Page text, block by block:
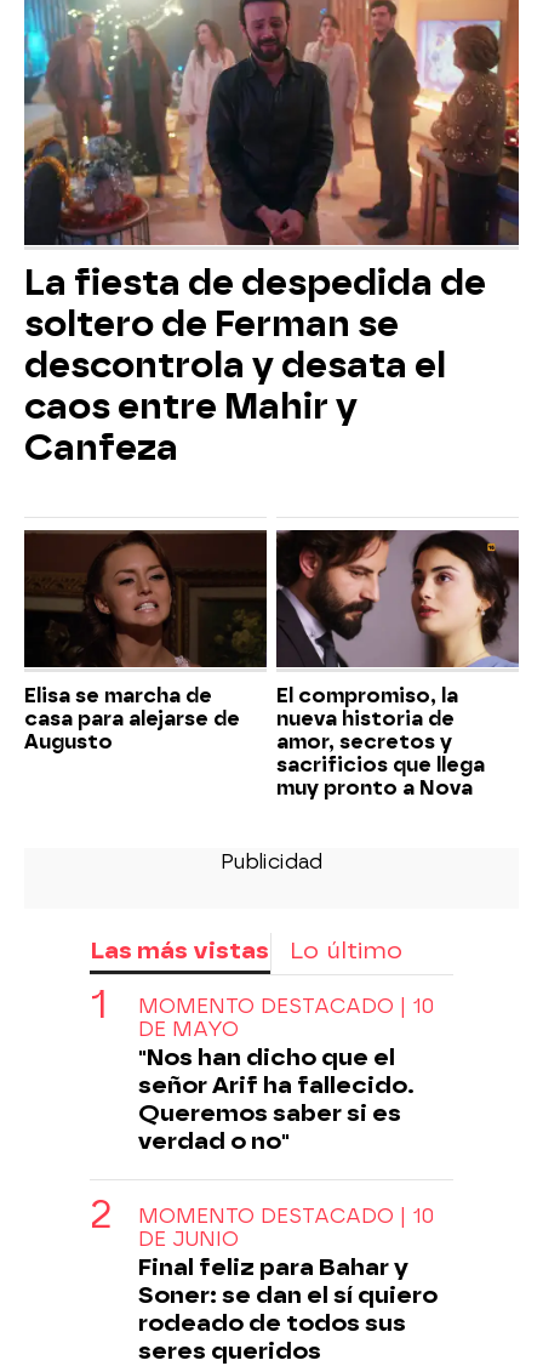
La fiesta de despedida de
soltero de Ferman se
descontrola y desata el
caos entre Mahir y
Canfeza
Elisa se marcha de
casa para alejarse de
Augusto
El compromiso, la
nueva historia de
amor, secretos y
sacrificios que llega
muy pronto a Nova
Las más vistas Lo último
MOMENTO DESTACADO | 10
DE MAYO
"Nos han dicho que el
señor Arif ha fallecido.
Queremos saber si es
verdad o no"
MOMENTO DESTACADO | 10
DE JUNIO
Final feliz para Bahar y
Soner: se dan el sí quiero
rodeado de todos sus
seres queridos